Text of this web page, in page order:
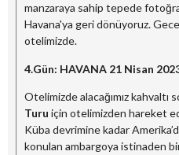
manzaraya sahip tepede
Havana'ya geri dönüyoruz.
otelimizde.
4.Gün: HAVANA 21 Nisan
Otelimizde alacağımız kahvaltı
Turu için otelimizden hareket
Küba devrimine kadar
konulan ambargoya istinaden